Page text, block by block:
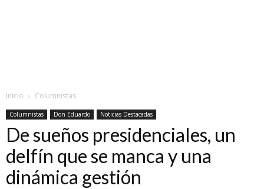
Inicio Columnistas
Columnistas Don Eduardo Noticias Destacadas
De sueños presidenciales, un
delfín que se manca y una
dinámica gestión